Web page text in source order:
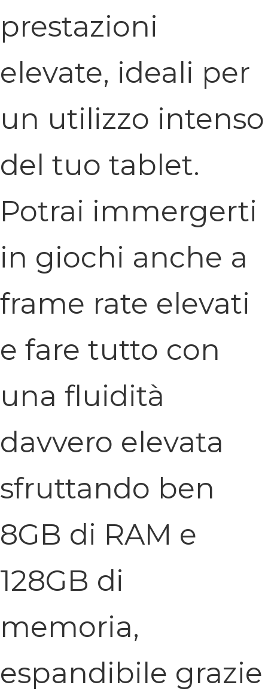
prestazioni
elevate, ideali per
un utilizzo intenso
del tuo tablet.
Potrai immergerti
in giochi anche a
frame rate elevati
e fare tutto con
una fluidità
davvero elevata
sfruttando ben
8GB di RAM e
128GB di
memoria,
espandibile grazie